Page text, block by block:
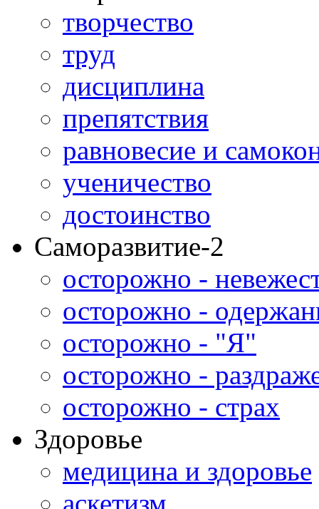
творчество
труд
дисциплина
препятствия
равновесие и
ученичество
достоинство
Саморазвитие-2
осторожно -
осторожно -
осторожно - "Я"
осторожно -
осторожно - страх
Здоровье
медицина и здоровье
аскетизм